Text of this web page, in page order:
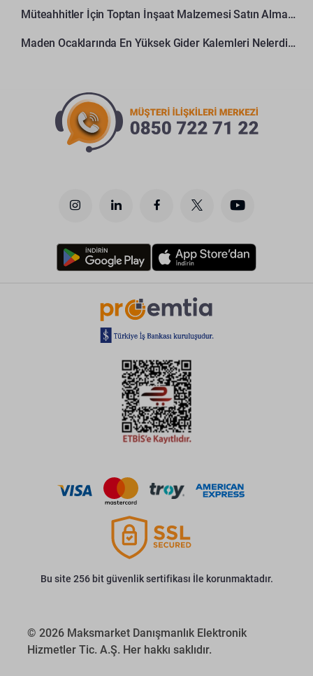
Müteahhitler İçin Toptan İnşaat Malzemesi Satın Alma Rehberi
Maden Ocaklarında En Yüksek Gider Kalemleri Nelerdir?
Bu site 256 bit güvenlik sertifikası İle korunmaktadır.
© 2026 Maksmarket Danışmanlık Elektronik
Hizmetler Tic. A.Ş. Her hakkı saklıdır.